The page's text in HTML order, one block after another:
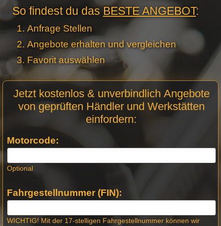
So findest du dasBESTE ANGEBOT:
Anfrage Stellen
Angebote erhalten und vergleichen
Favorit auswählen
Anfrage
Stellen -
Jetzt kostenlos & unverbindlich Angebote
von geprüften Händler und Werkstätten
einfordern:
Motorcode:
Optional
Fahrgestellnummer (FIN):
WICHTIG! Mit der 17-stelligen Fahrgestellnummer können wir